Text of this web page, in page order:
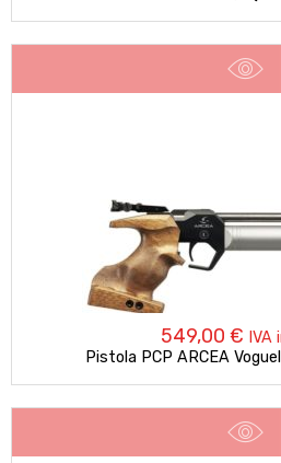
549,00 € IVA
Pistola PCP ARCEA